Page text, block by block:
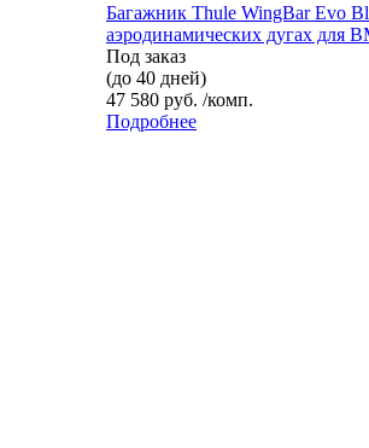
Багажник Thule WingBar Evo
аэродинамических дугах для
Под заказ
(до 40 дней)
47 580 руб. /комп.
Подробнее